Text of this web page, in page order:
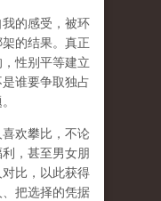
的感受，被环
的结果。真正
性别平等建立
谁要争取独占
欢攀比，不论
，甚至男女朋
比，以此获得
把选择的凭据